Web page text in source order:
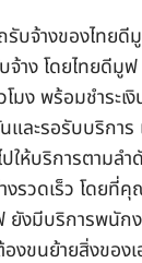
รับจ้างของไทย
จ้าง โดยไทยดีมู
มง พร้อมชำระเ
และรอรับบริกา
ให้บริการตามล
งรวดเร็ว โดยที่
งมีบริการพนัก
งขนย้ายสิ่งของ